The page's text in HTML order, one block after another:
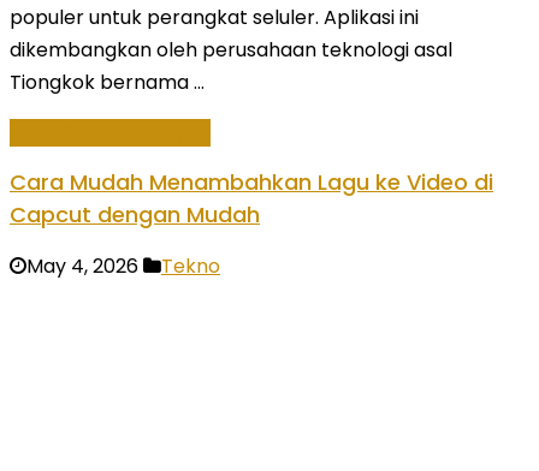
populer untuk perangkat seluler. Aplikasi ini
dikembangkan oleh perusahaan teknologi asal
Tiongkok bernama …
Cara Mudah Menambahkan Lagu ke Video di
Capcut dengan Mudah
May 4, 2026 Tekno